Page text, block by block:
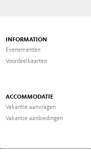
INFORMATION
Evenementen
Voordeelkaarten
ACCOMMODATIE
Vakantie aanvragen
Vakantie aanbiedingen